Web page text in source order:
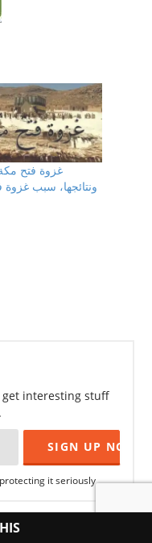
غزوة فتح مكة
ونتائجها، سبب
interesting stuff
it seriously